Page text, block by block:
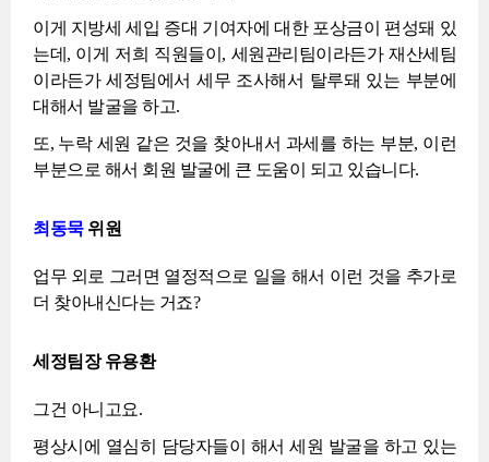
이게 지방세 세입 증대 기여자에 대한 포상금이 편성돼 있
는데, 이게 저희 직원들이, 세원관리팀이라든가 재산세팀
이라든가 세정팀에서 세무 조사해서 탈루돼 있는 부분에
대해서 발굴을 하고.
또, 누락 세원 같은 것을 찾아내서 과세를 하는 부분, 이런
부분으로 해서 회원 발굴에 큰 도움이 되고 있습니다.
최동묵위원
업무 외로 그러면 열정적으로 일을 해서 이런 것을 추가로
더 찾아내신다는 거죠?
세정팀장 유용환
그건 아니고요.
평상시에 열심히 담당자들이 해서 세원 발굴을 하고 있는